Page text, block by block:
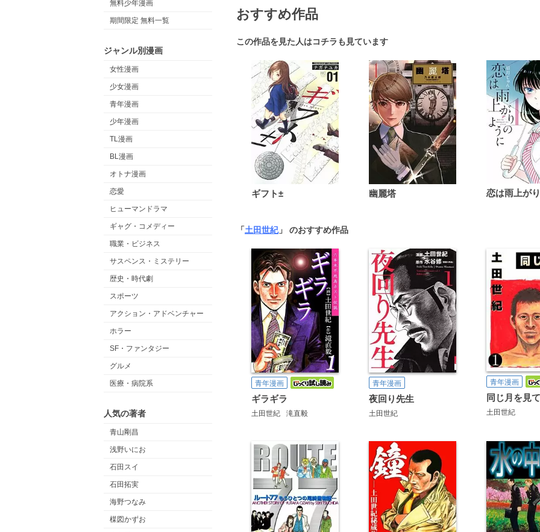
無料少年漫画
期間限定 無料一覧
ジャンル別漫画
女性漫画
少女漫画
青年漫画
少年漫画
TL漫画
BL漫画
オトナ漫画
恋愛
ヒューマンドラマ
ギャグ・コメディー
職業・ビジネス
サスペンス・ミステリー
歴史・時代劇
スポーツ
アクション・アドベンチャー
ホラー
SF・ファンタジー
グルメ
医療・病院系
人気の著者
青山剛昌
浅野いにお
石田スイ
石田拓実
海野つなみ
楳図かずお
おすすめ作品
この作品を見た人はコチラも見ています
ギフト± 幽麗塔
「土田世紀」 のおすすめ作品
青年漫画
ギラギラ
土田世紀 滝直毅
青年漫画
夜回り先生
土田世紀
青年漫画
同じ月を見
土田世紀